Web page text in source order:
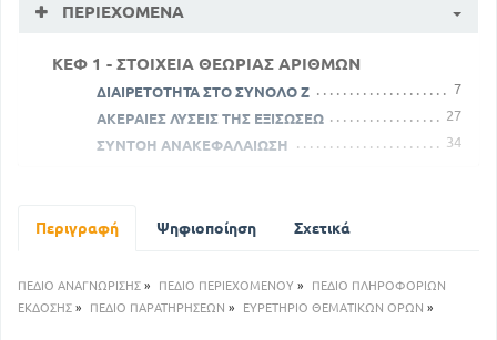
ΠΕΡΙΕΧΌΜΕΝΑ
ΚΕΦ 1 - ΣΤΟΙΧΕΙΑ ΘΕΩΡΙΑΣ ΑΡΙΘΜΩΝ
ΔΙΑΙΡΕΤΟΤΗΤΑ ΣΤΟ ΣΥΝΟΛΟ Ζ
7
ΑΚΕΡΑΙΕΣ ΛΥΣΕΙΣ ΤΗΣ ΕΞΙΣΩΣΕΩ
27
ΣΥΝΤΟΗ ΑΝΑΚΕΦΑΛΑΙΩΣΗ
34
ΔΙΑΙΡΕΤΟΤΗΤΑ ΠΟΛΥΩΝΥΜΩΝ
ΘΕΩΡΗΜΑΤΑ ΣΧΕΤΙΚΑ ΜΕ ΤΙΣ ΡΙΖΕΣ ΤΩΝ
Περιγραφή Ψηφιοποίηση Σχετικά
ΠΕΔΙΟ ΑΝΑΓΝΩΡΙΣΗΣ » ΠΕΔΙΟ ΠΕΡΙΕΧΟΜΕΝΟΥ »
ΠΕΔΙΟ ΠΛΗΡΟΦΟΡΙΩΝ
ΕΚΔΟΣΗΣ » ΠΕΔΙΟ ΠΑΡΑΤΗΡΗΣΕΩΝ » ΕΥΡΕΤΗΡΙΟ ΘΕΜΑΤΙΚΩΝ ΟΡΩΝ »